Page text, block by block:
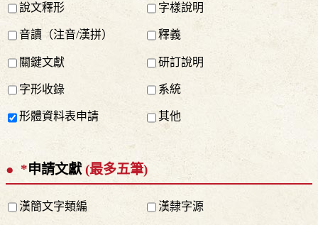
說文釋形 字樣說明
音讀（注音/漢拼） 釋義
關鍵文獻 研訂說明
字形收錄 系統
形體資料表申請 其他
*申請文獻 (最多五筆)
漢簡文字類編 漢隸字源